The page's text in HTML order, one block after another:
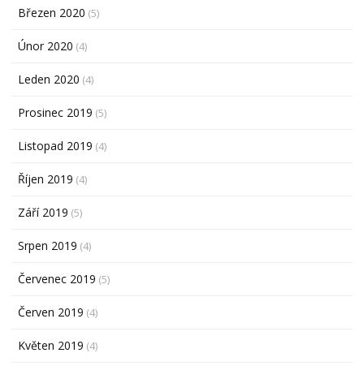
Březen 2020 (5)
Únor 2020 (4)
Leden 2020 (4)
Prosinec 2019 (5)
Listopad 2019 (4)
Říjen 2019 (4)
Září 2019 (5)
Srpen 2019 (4)
Červenec 2019 (5)
Červen 2019 (4)
Květen 2019 (4)